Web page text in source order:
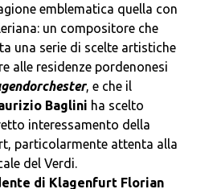
emblematica quella con
un compositore che
una serie di scelte artistiche
alle residenze pordenonesi
, e che il
Baglini ha scelto
interessamento della
particolarmente attenta alla
del Verdi.
di Klagenfurt Florian